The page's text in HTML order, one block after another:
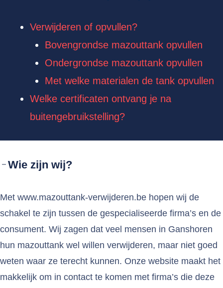
Verwijderen of opvullen?
Bovengrondse mazouttank opvullen
Ondergrondse mazouttank opvullen
Met welke materialen de tank opvullen
Welke certificaten ontvang je na
buitengebruikstelling?
Wie zijn wij?
Met www.mazouttank-verwijderen.be hopen wij de
schakel te zijn tussen de gespecialiseerde firma’s en de
consument. Wij zagen dat veel mensen in Ganshoren
hun mazouttank wel willen verwijderen, maar niet goed
weten waar ze terecht kunnen. Onze website maakt het
makkelijk om in contact te komen met firma’s die deze